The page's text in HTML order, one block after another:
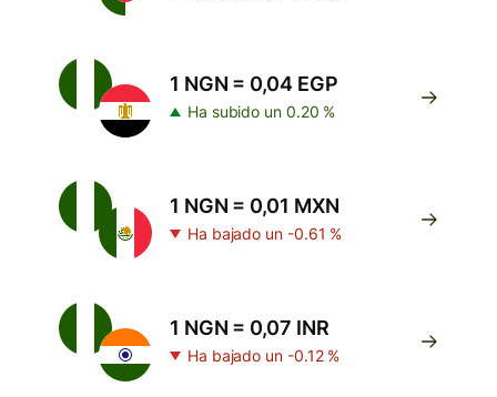
1 NGN = 0,04 EGP
Ha subido un 0.20 %
1 NGN = 0,01 MXN
Ha bajado un -0.61 %
1 NGN = 0,07 INR
Ha bajado un -0.12 %